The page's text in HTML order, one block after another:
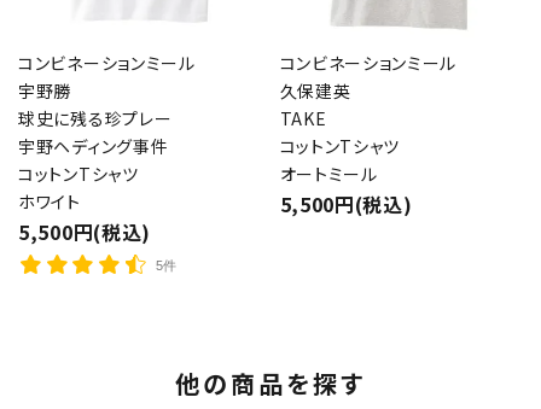
コンビネーションミール
宇野勝
球史に残る珍プレー
宇野ヘディング事件
コットンTシャツ
ホワイト
5,500円(税込)
5件
コンビネーションミール
久保建英
TAKE
コットンTシャツ
オートミール
5,500円(税込)
他の商品を探す